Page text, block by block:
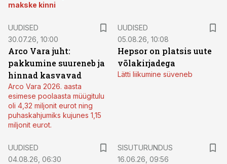
makske kinni
UUDISED
30.07.26, 10:00
Arco Vara juht:
pakkumine suureneb ja
hinnad kasvavad
Arco Vara 2026. aasta
esimese poolaasta müügitulu
oli 4,32 miljonit eurot ning
puhaskahjumiks kujunes 1,15
miljonit eurot.
UUDISED
05.08.26, 10:08
Hepsor on platsis uute
võlakirjadega
Lätti liikumine süveneb
UUDISED
04.08.26, 06:30
SISUTURUNDUS
16.06.26, 09:56